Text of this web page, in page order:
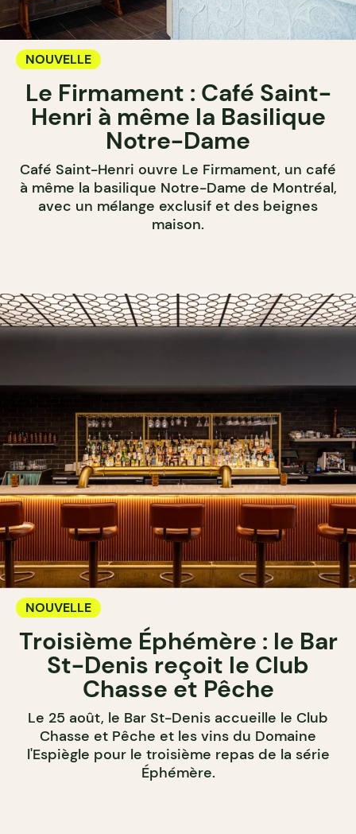
NOUVELLE
Le Firmament : Café Saint-
Henri à même la Basilique
Notre-Dame
Café Saint-Henri ouvre Le Firmament, un café
à même la basilique Notre-Dame de Montréal,
avec un mélange exclusif et des beignes
maison.
NOUVELLE
Troisième Éphémère : le Bar
St-Denis reçoit le Club
Chasse et Pêche
Le 25 août, le Bar St-Denis accueille le Club
Chasse et Pêche et les vins du Domaine
l'Espiègle pour le troisième repas de la série
Éphémère.